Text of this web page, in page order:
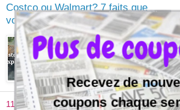
Costco ou Walmart? 7 faits que
vous ne connaissez pas
Costco et Walmart sont bien
comme deux magasins avec
compétitifs pour les produits de
se pose...
11 juillet 2020
Plus de
Recevez de
coupons chaque